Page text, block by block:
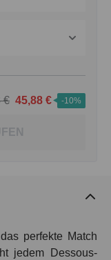
€ 45,88 € -10%
perfekte Match
jedem Dessous-